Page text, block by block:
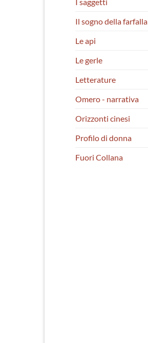
Il sogno della farfalla
Le api
Le gerle
Letterature
Omero - narrativa
Orizzonti cinesi
Profilo di donna
Fuori Collana